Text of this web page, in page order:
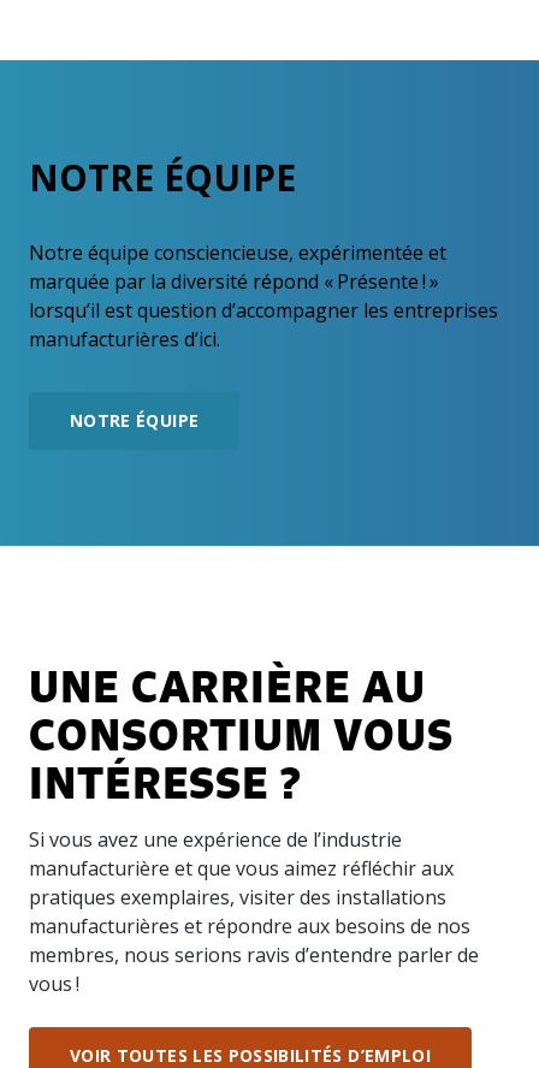
NOTRE ÉQUIPE
Notre équipe consciencieuse, expérimentée et
marquée par la diversité répond « Présente ! »
lorsqu’il est question d’accompagner les entreprises
manufacturières d’ici.
NOTRE ÉQUIPE
UNE CARRIÈRE AU
CONSORTIUM VOUS
INTÉRESSE ?
Si vous avez une expérience de l’industrie
manufacturière et que vous aimez réfléchir aux
pratiques exemplaires, visiter des installations
manufacturières et répondre aux besoins de nos
membres, nous serions ravis d’entendre parler de
vous !
VOIR TOUTES LES POSSIBILITÉS D’EMPLOI